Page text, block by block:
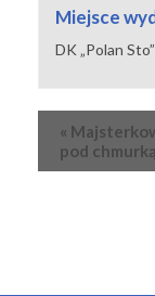
Miejsce
DK „Polan Sto”
Wydarzenie
Nawigacja
«
pod